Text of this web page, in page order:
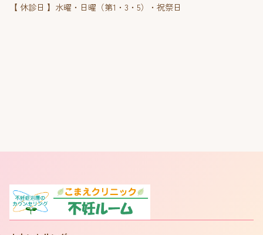
【 休診日 】水曜・日曜（第1・3・5）・祝祭日